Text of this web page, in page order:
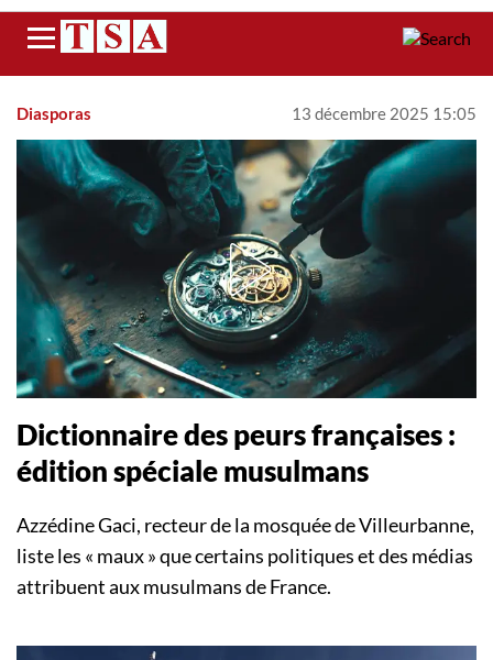
Menu
Diasporas 13 décembre 2025 15:05
Dictionnaire des peurs françaises :
édition spéciale musulmans
Azzédine Gaci, recteur de la mosquée de Villeurbanne,
liste les « maux » que certains politiques et des médias
attribuent aux musulmans de France.